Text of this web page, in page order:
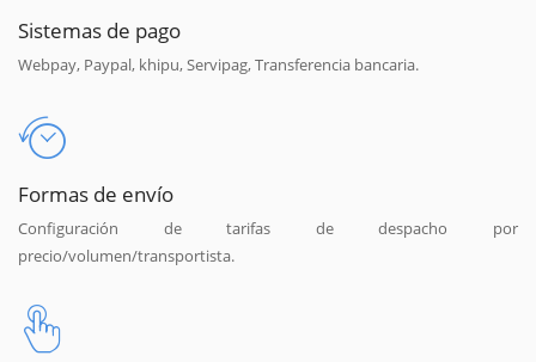
Sistemas de pago
Webpay, Paypal, khipu, Servipag, Transferencia bancaria.
Formas de envío
Configuración de tarifas de despacho por
precio/volumen/transportista.